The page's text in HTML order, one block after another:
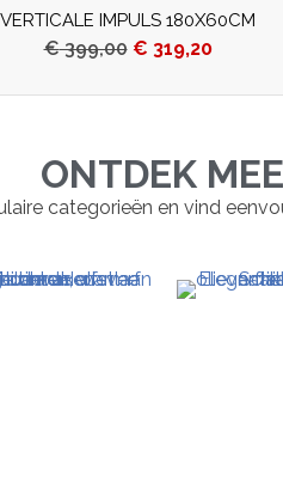
VERTICALE IMPULS 180X60CM
€399,00 € 319,20
ONTDEK
categorieën en vind